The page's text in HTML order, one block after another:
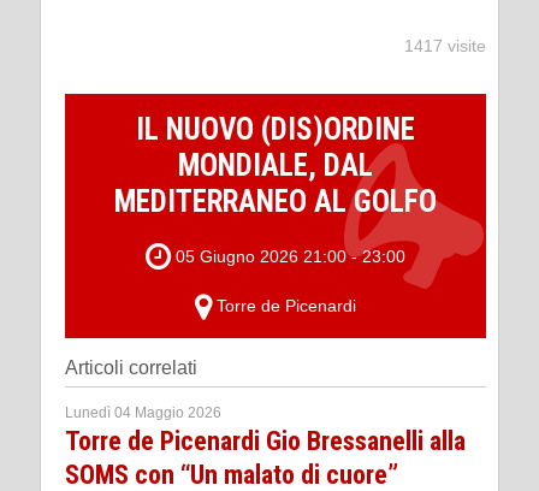
1417 visite
IL NUOVO (DIS)ORDINE
MONDIALE, DAL
MEDITERRANEO AL GOLFO
05 Giugno 2026 21:00 - 23:00
Torre de Picenardi
Articoli correlati
Lunedì 04 Maggio 2026
Torre de Picenardi Gio Bressanelli alla
SOMS con “Un malato di cuore”